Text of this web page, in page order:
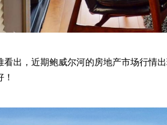
看出，近期鲍威尔河的房地产市场行情